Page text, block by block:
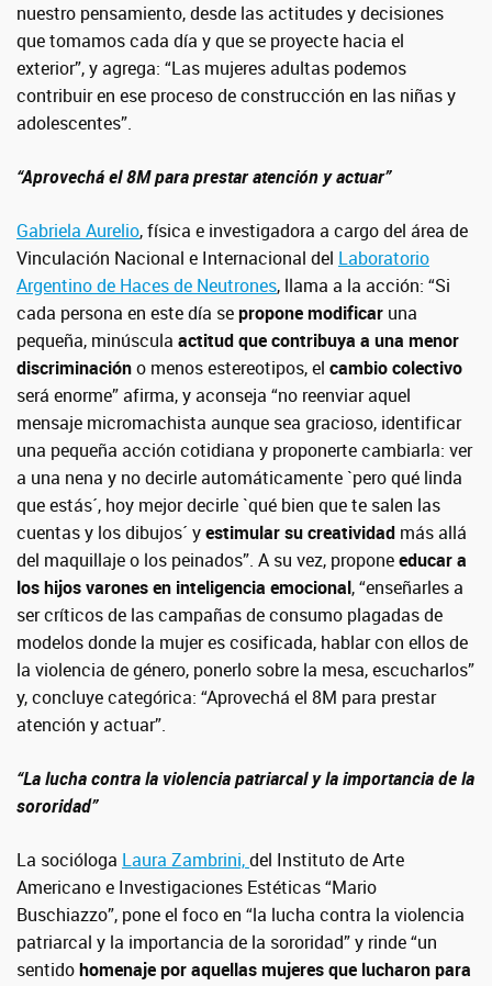
nuestro pensamiento, desde las actitudes y decisiones
que tomamos cada día y que se proyecte hacia el
exterior”, y agrega: “Las mujeres adultas podemos
contribuir en ese proceso de construcción en las niñas y
adolescentes”.
“Aprovechá el 8M para prestar atención y actuar”
Gabriela Aurelio,física e investigadora a cargo del área de
Vinculación Nacional e Internacional del Laboratorio
Argentino de Haces de Neutrones, llama a la acción: “Si
cada persona en este día sepropone modificar una
pequeña, minúscula actitud que contribuya a una menor
discriminacióno menos estereotipos, el cambio colectivo
será enorme” afirma, y aconseja “no reenviar aquel
mensaje micromachista aunque sea gracioso, identificar
una pequeña acción cotidiana y proponerte cambiarla: ver
a una nena y no decirle automáticamente `pero qué linda
que estás´, hoy mejor decirle `qué bien que te salen las
cuentas y los dibujos´ yestimular su creatividad más allá
del maquillaje o los peinados”. A su vez, proponeeducar a
los hijos varones en inteligencia emocional, “enseñarles a
ser críticos de las campañas de consumo plagadas de
modelos donde la mujer es cosificada, hablar con ellos de
la violencia de género, ponerlo sobre la mesa, escucharlos”
y, concluye categórica: “Aprovechá el 8M para prestar
atención y actuar”.
“La lucha contra la violencia patriarcal y la importancia de la
sororidad”
La socióloga Laura Zambrini,del Instituto de Arte
Americano e Investigaciones Estéticas “Mario
Buschiazzo”, pone el foco en “la lucha contra la violencia
patriarcal y la importancia de la sororidad” y rinde “un
sentidohomenaje por aquellas mujeres que lucharon para